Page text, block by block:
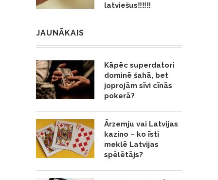
latviešus‼️‼️‼️
JAUNĀKAIS
Kāpēc superdatori
dominē šahā, bet
joprojām sīvi cīnās
pokerā?
Ārzemju vai Latvijas
kazino – ko īsti
meklē Latvijas
spēlētājs?